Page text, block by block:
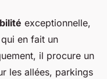
exceptionnelle,
en fait un
il procure un
les allées, parkings